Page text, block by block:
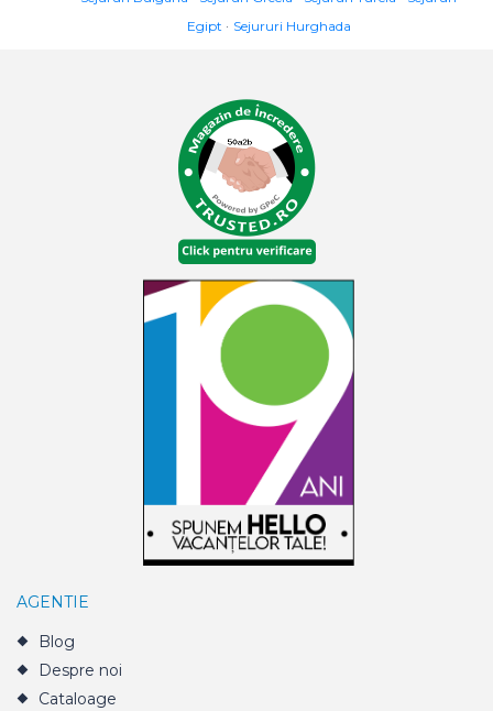
Egipt
Sejururi Hurghada
AGENTIE
Blog
Despre noi
Cataloage